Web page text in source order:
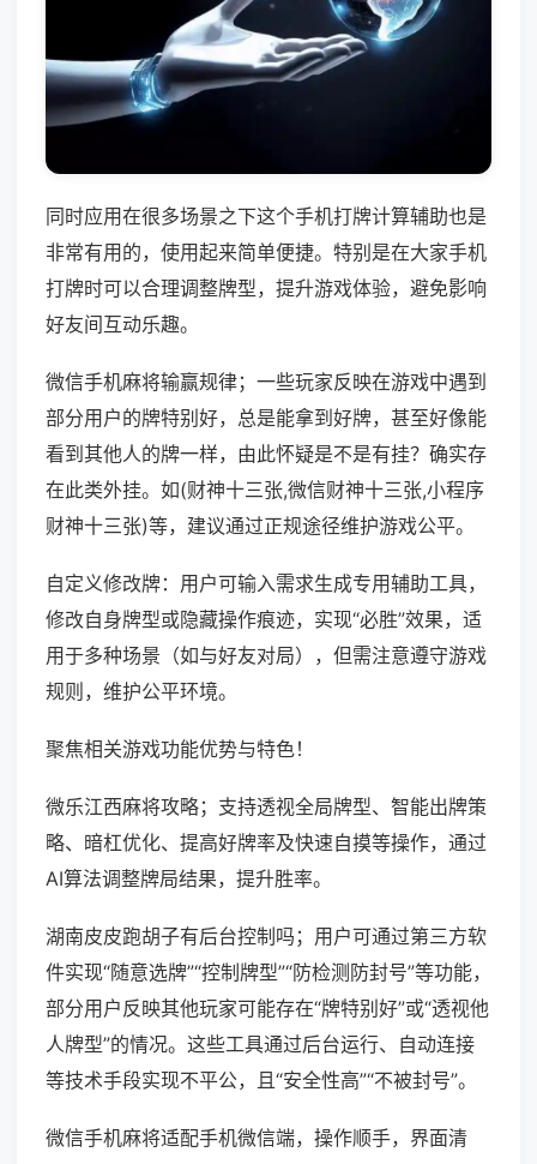
同时应用在很多场景之下这个手机打牌计算辅助也是
非常有用的，使用起来简单便捷。特别是在大家手机
打牌时可以合理调整牌型，提升游戏体验，避免影响
好友间互动乐趣。
微信手机麻将输赢规律；一些玩家反映在游戏中遇到
部分用户的牌特别好，总是能拿到好牌，甚至好像能
看到其他人的牌一样，由此怀疑是不是有挂？确实存
在此类外挂。如(财神十三张,微信财神十三张,小程序
财神十三张)等，建议通过正规途径维护游戏公平。
自定义修改牌：用户可输入需求生成专用辅助工具，
修改自身牌型或隐藏操作痕迹，实现“必胜”效果，适
用于多种场景（如与好友对局），但需注意遵守游戏
规则，维护公平环境。
聚焦相关游戏功能优势与特色！
微乐江西麻将攻略；支持透视全局牌型、智能出牌策
略、暗杠优化、提高好牌率及快速自摸等操作，通过
AI算法调整牌局结果，提升胜率。
湖南皮皮跑胡子有后台控制吗；用户可通过第三方软
件实现“随意选牌”“控制牌型”“防检测防封号”等功能，
部分用户反映其他玩家可能存在“牌特别好”或“透视他
人牌型”的情况。这些工具通过后台运行、自动连接
等技术手段实现不平公，且“安全性高”“不被封号”。
微信手机麻将适配手机微信端，操作顺手，界面清